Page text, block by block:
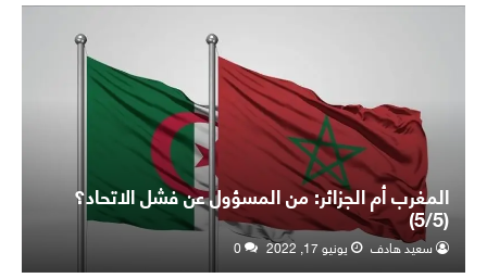
المغرب أم الجزائر: من المسؤول عن فشل الاتحاد؟
(5/5)
سعيد هادف يونيو 17, 2022 0